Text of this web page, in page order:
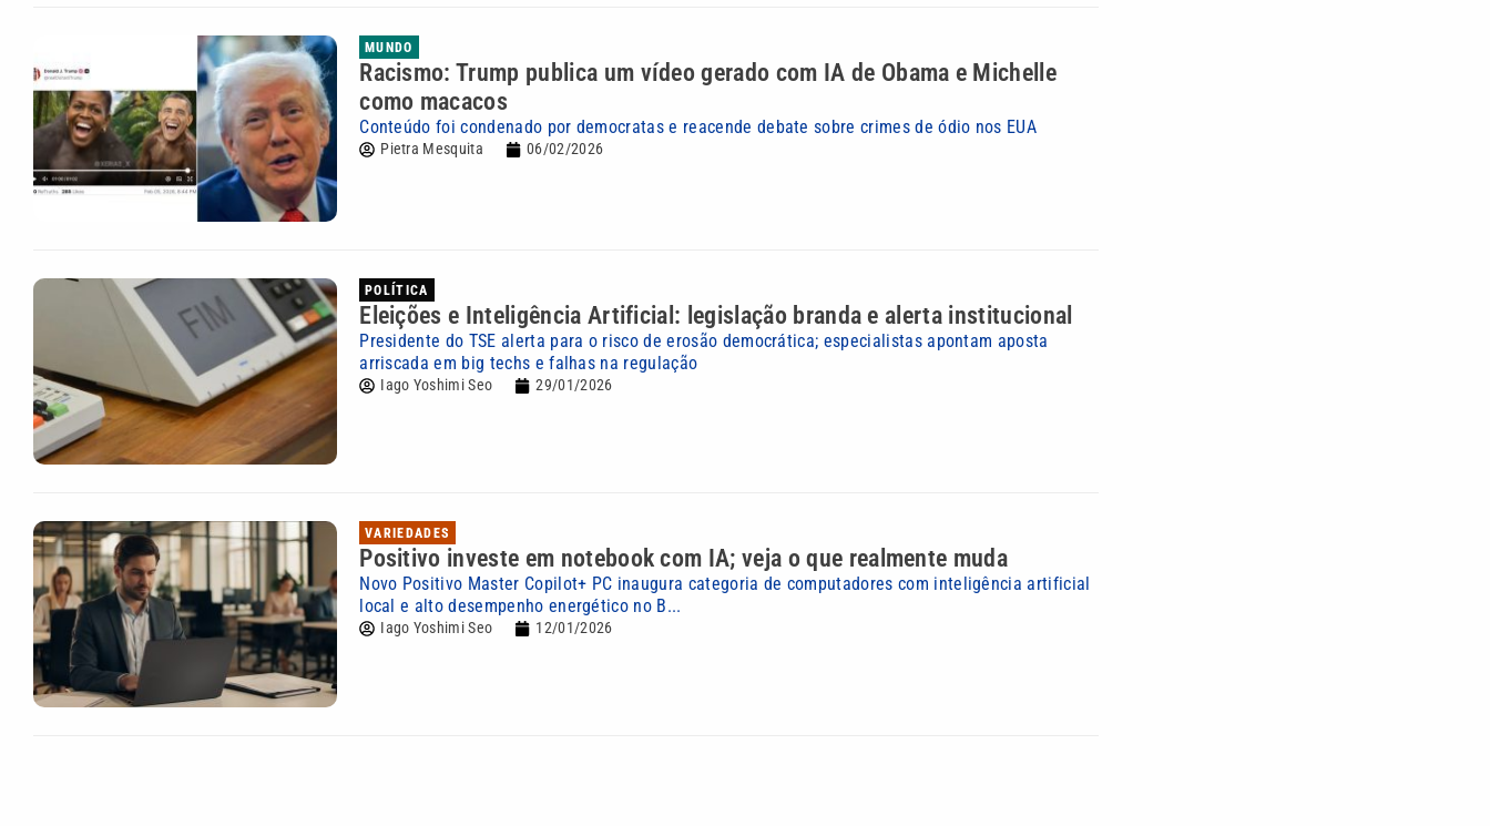
MUNDO
Racismo: Trump publica um vídeo gerado com IA de Obama e Michelle
como macacos
Conteúdo foi condenado por democratas e reacende debate sobre crimes de ódio nos EUA
Pietra Mesquita 06/02/2026
POLÍTICA
Eleições e Inteligência Artificial: legislação branda e alerta institucional
Presidente do TSE alerta para o risco de erosão democrática; especialistas apontam aposta
arriscada em big techs e falhas na regulação
Iago Yoshimi Seo 29/01/2026
VARIEDADES
Positivo investe em notebook com IA; veja o que realmente muda
Novo Positivo Master Copilot+ PC inaugura categoria de computadores com inteligência artificial
local e alto desempenho energético no B...
Iago Yoshimi Seo 12/01/2026